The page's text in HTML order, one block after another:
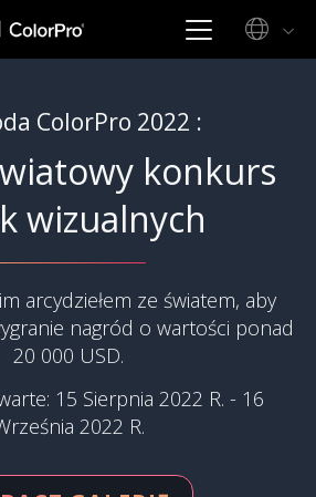
ColorPro 2022 :
konkurs
wizualnych
arcydziełem ze światem, aby
nagród o wartości ponad
20 000 USD.
15 Sierpnia 2022 R. - 16
2022 R.